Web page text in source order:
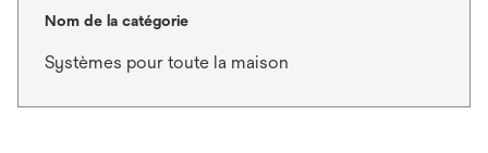
Nom de la catégorie
Systèmes pour toute la maison